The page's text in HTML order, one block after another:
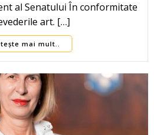
al Senatului În conformitate
art. […]
mai mult..